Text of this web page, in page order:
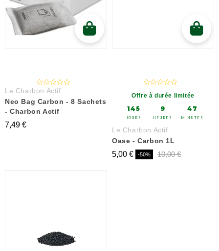
Le Charbon Actif
Neo Bag Carbon - 8 Sachets
- Charbon Actif
7,49 €
Offre à durée limitée
145
JOURS
9
HEURES
47
MINUTES
Le Charbon Actif
Oase - Carbon 1L
5,00 € -50% 10,00 €